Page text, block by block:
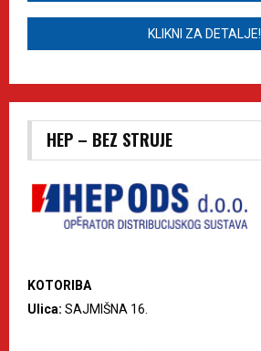
KLIKNI ZA DETALJE!
HEP – BEZ STRUJE
KOTORIBA
Ulica: SAJMIŠNA 16.